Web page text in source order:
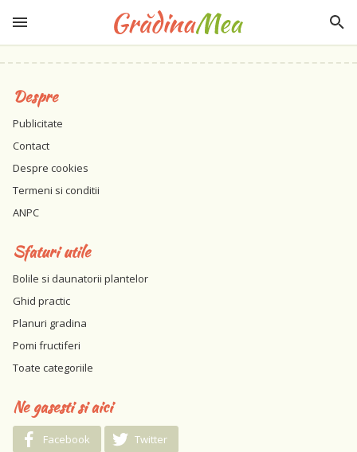
Despre
Publicitate
Contact
Despre cookies
Termeni si conditii
ANPC
Sfaturi utile
Bolile si daunatorii plantelor
Ghid practic
Planuri gradina
Pomi fructiferi
Toate categoriile
Ne gasesti si aici
Facebook Twitter